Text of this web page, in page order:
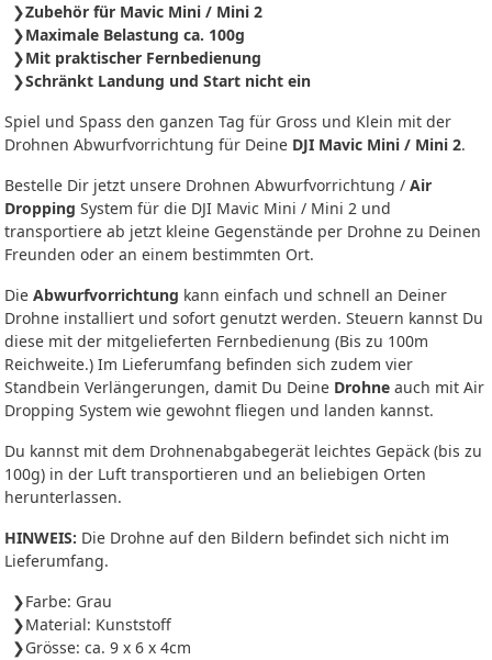
Zubehör für Mavic Mini / Mini 2
Maximale Belastung ca. 100g
Mit praktischer Fernbedienung
Schränkt Landung und Start nicht ein
Spiel und Spass den ganzen Tag für Gross und Klein mit der
Drohnen Abwurfvorrichtung für Deine DJI Mavic Mini / Mini 2.
Bestelle Dir jetzt unsere Drohnen Abwurfvorrichtung / Air
Dropping System für die DJI Mavic Mini / Mini 2 und
transportiere ab jetzt kleine Gegenstände per Drohne zu Deinen
Freunden oder an einem bestimmten Ort.
Die Abwurfvorrichtung kann einfach und schnell an Deiner
Drohne installiert und sofort genutzt werden. Steuern kannst Du
diese mit der mitgelieferten Fernbedienung (Bis zu 100m
Reichweite.) Im Lieferumfang befinden sich zudem vier
Standbein Verlängerungen, damit Du Deine Drohne auch mit Air
Dropping System wie gewohnt fliegen und landen kannst.
Du kannst mit dem Drohnenabgabegerät leichtes Gepäck (bis zu
100g) in der Luft transportieren und an beliebigen Orten
herunterlassen.
HINWEIS: Die Drohne auf den Bildern befindet sich nicht im
Lieferumfang.
Farbe: Grau
Material: Kunststoff
Grösse: ca. 9 x 6 x 4cm